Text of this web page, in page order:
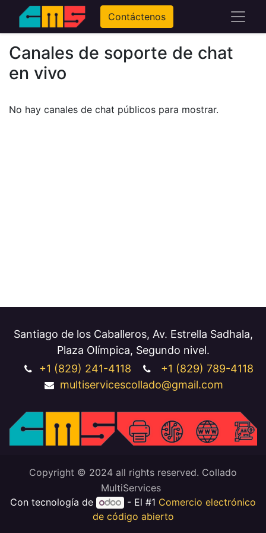
Contáctenos
Canales de soporte de chat
en vivo
No hay canales de chat públicos para mostrar.
Santiago de los Caballeros, Av. Estrella Sadhala,
Plaza Olímpica, Segundo nivel.
+1 (829) 241-4118 +1 (829) 789-4118
multiservicescollado@gmail.com
Copyright © 2024 all rights reserved. Collado
MultiServices
Con tecnología de
- El #1 Comercio electrónico
de código abierto